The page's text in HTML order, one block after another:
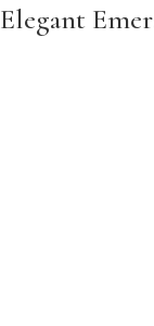
Elegant